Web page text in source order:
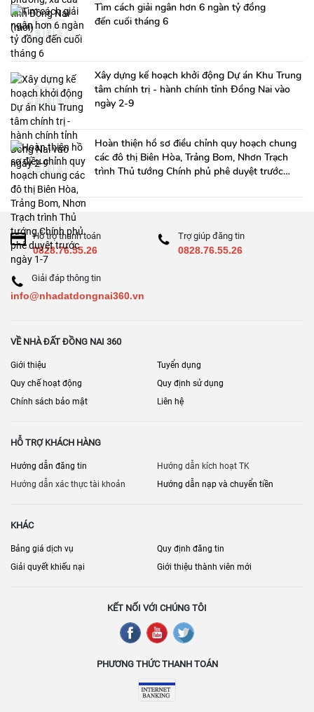
Tìm cách giải ngân hơn 6 ngàn tỷ đồng
đến cuối tháng 6
Xây dựng kế hoạch khởi động Dự án Khu Trung
tâm chính trị - hành chính tỉnh Đồng Nai vào
ngày 2-9
Hoàn thiện hồ sơ điều chỉnh quy hoạch chung
các đô thị Biên Hòa, Trảng Bom, Nhơn Trạch
trình Thủ tướng Chính phủ phê duyệt trước
Hỗ trợ thanh toán
0828.76.55.26
Trợ giúp đăng tin
0828.76.55.26
Giải đáp thông tin
info@nhadatdongnai360.vn
VỀ NHÀ ĐẤT ĐỒNG NAI 360
Giới thiệu
Tuyển dụng
Quy chế hoạt động
Quy định sử dụng
Chính sách bảo mật
Liên hệ
HỖ TRỢ KHÁCH HÀNG
Hướng dẫn đăng tin
Hướng dẫn kích hoạt TK
Hướng dẫn xác thực tài khoản
Hướng dẫn nạp và chuyển tiền
KHÁC
Bảng giá dịch vụ
Quy định đăng tin
Giải quyết khiếu nại
Giới thiệu thành viên mới
KẾT NỐI VỚI CHÚNG TÔI
PHƯƠNG THỨC THANH TOÁN